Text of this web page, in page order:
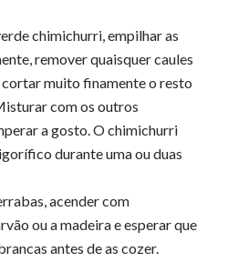
chimichurri, empilhar as
remover quaisquer caules
cortar muito finamente o resto
com os outros
a gosto. O chimichurri
durante uma ou duas
acender com
ou a madeira e esperar que
antes de as cozer.